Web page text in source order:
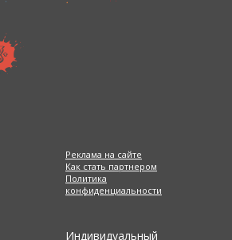
Реклама на сайте
Как стать партнером
Политика
конфиденциальности
Индивидуальный